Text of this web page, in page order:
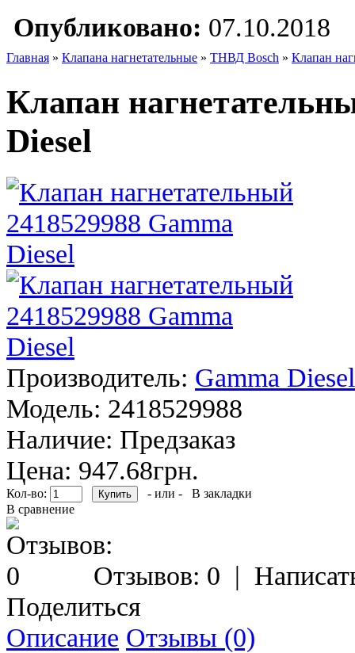
Опубликовано: 07.10.2018
Главная » Клапана нагнетательные » ТНВД Bosch » Клапан
Клапан
Diesel
Производитель: Gamma Diesel
Модель: 2418529988
Наличие: Предзаказ
Цена: 947.68грн.
Кол-во: - или -
В закладки
В сравнение
Отзывов: 0 |
Поделиться
Описание Отзывы (0)